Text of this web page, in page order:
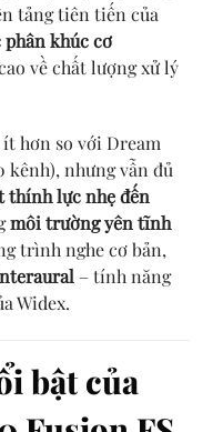
tảng tiên tiến của
khúc cơ
về chất lượng xử lý
ít hơn so với Dream
kênh), nhưng vẫn đủ
thính lực nhẹ đến
môi trường yên tĩnh
trình nghe cơ bản,
– tính năng
Widex.
bật của